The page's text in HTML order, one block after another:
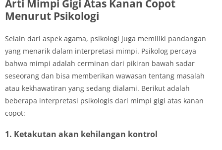
Arti Mimpi Gigi Atas Kanan Copot
Menurut Psikologi
Selain dari aspek agama, psikologi juga memiliki pandangan
yang menarik dalam interpretasi mimpi. Psikolog percaya
bahwa mimpi adalah cerminan dari pikiran bawah sadar
seseorang dan bisa memberikan wawasan tentang masalah
atau kekhawatiran yang sedang dialami. Berikut adalah
beberapa interpretasi psikologis dari mimpi gigi atas kanan
copot:
1. Ketakutan akan kehilangan kontrol